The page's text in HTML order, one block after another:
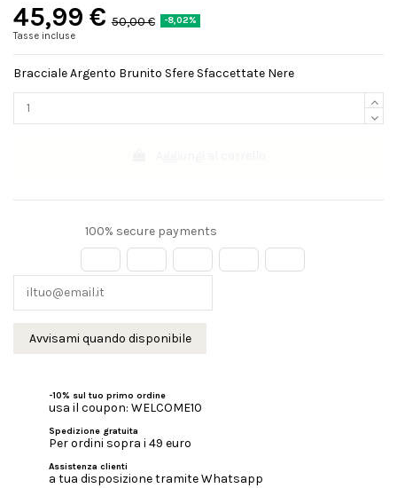
45,99 € 50,00 €
-8,02%
Tasse incluse
Bracciale Argento Brunito Sfere Sfaccettate Nere
100% secure payments
-10% sul tuo primo ordine
usa il coupon: WELCOME10
Spedizione gratuita
Per ordini sopra i 49 euro
Assistenza clienti
a tua disposizione tramite Whatsapp